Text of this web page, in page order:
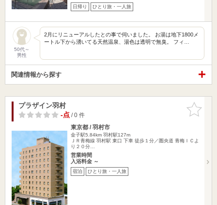
日帰り ひとり旅・一人旅
50代～
男性
2月にリニューアルしたとの事で伺いました。 お湯は地下1800メ
ートル下から湧いてる天然温泉、湯色は透明で無臭。 フィ…
関連情報から探す
お気に入
りに追加
プラザイン羽村
-点/ 0 件
東京都 / 羽村市
金子駅5.84km 羽村駅127m
ＪＲ青梅線 羽村駅 東口 下車 徒歩１分／圏央道 青梅ＩＣよ
り２０分…
営業時間
入浴料金 ～
宿泊 ひとり旅・一人旅